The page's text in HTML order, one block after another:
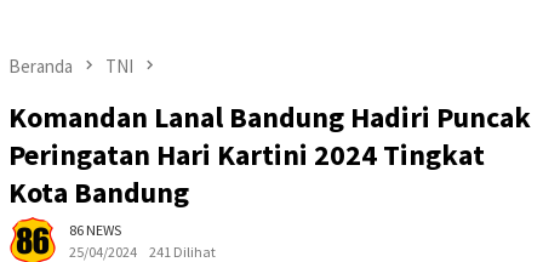
Beranda TNI
Komandan Lanal Bandung Hadiri Puncak
Peringatan Hari Kartini 2024 Tingkat
Kota Bandung
86 NEWS
25/04/2024
241 Dilihat